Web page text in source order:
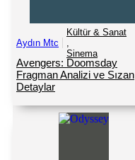
Aydın Mtc
Kültür & Sanat
Sinema
Avengers: Doomsday
Fragman Analizi ve Sızan
Detaylar